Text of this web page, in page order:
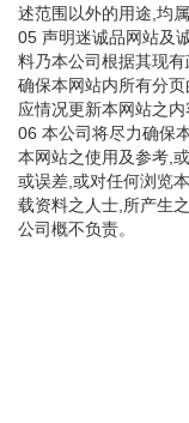
述范围以外的用途,均属
05 声明迷诚品网站及
料乃本公司根据其现
确保本网站内所有分
应情况更新本网站之内
06 本公司将尽力确保
本网站之使用及参考,
或误差,或对任何浏览
载资料之人士,所产生
公司概不负责。